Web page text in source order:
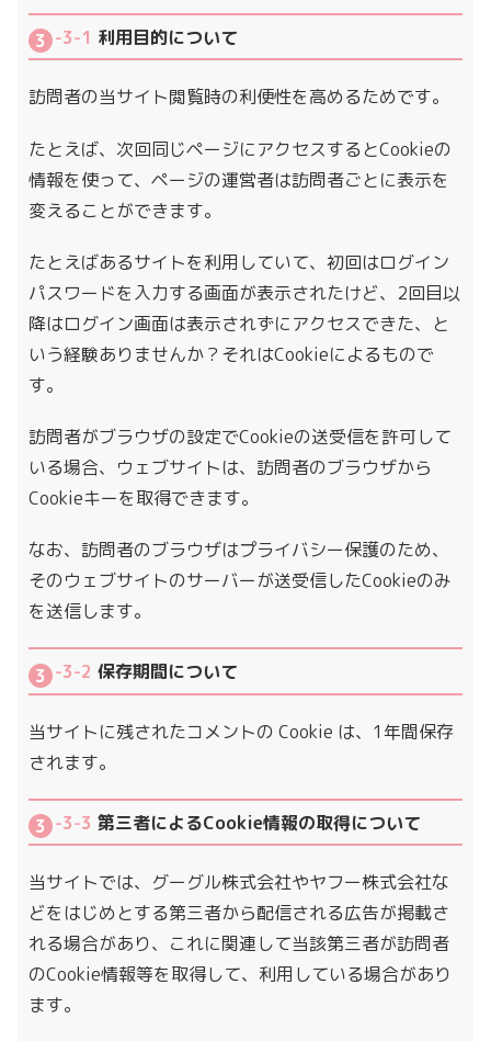
-3-1 利用目的について
訪問者の当サイト閲覧時の利便性を高めるためです。
たとえば、次回同じページにアクセスするとCookieの
情報を使って、ページの運営者は訪問者ごとに表示を
変えることができます。
たとえばあるサイトを利用していて、初回はログイン
パスワードを入力する画面が表示されたけど、2回目以
降はログイン画面は表示されずにアクセスできた、と
いう経験ありませんか？それはCookieによるもので
す。
訪問者がブラウザの設定でCookieの送受信を許可して
いる場合、ウェブサイトは、訪問者のブラウザから
Cookieキーを取得できます。
なお、訪問者のブラウザはプライバシー保護のため、
そのウェブサイトのサーバーが送受信したCookieのみ
を送信します。
-3-2 保存期間について
当サイトに残されたコメントの Cookie は、1年間保存
されます。
-3-3 第三者によるCookie情報の取得について
当サイトでは、グーグル株式会社やヤフー株式会社な
どをはじめとする第三者から配信される広告が掲載さ
れる場合があり、これに関連して当該第三者が訪問者
のCookie情報等を取得して、利用している場合があり
ます。